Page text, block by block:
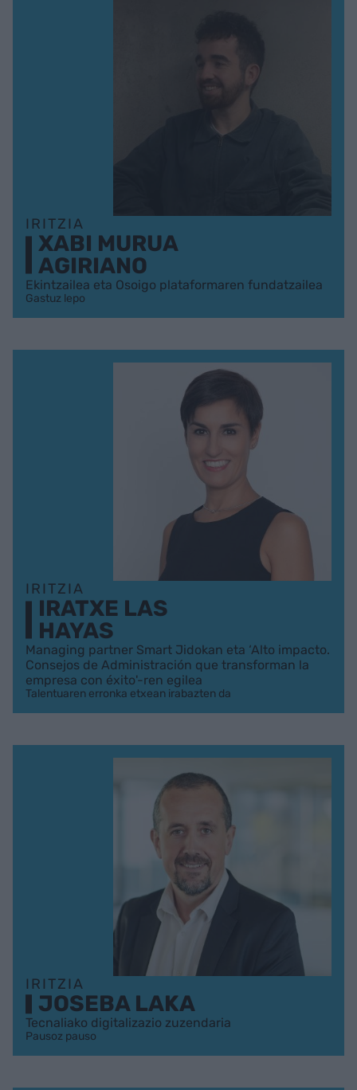
IRITZIA
XABI MURUA
AGIRIANO
Ekintzailea eta Osoigo plataformaren fundatzailea
Gastuz lepo
IRITZIA
IRATXE LAS
HAYAS
Managing partner Smart Jidokan eta ‘Alto impacto.
Consejos de Administración que transforman la
empresa con éxito'-ren egilea
Talentuaren erronka etxean irabazten da
IRITZIA
JOSEBA LAKA
Tecnaliako digitalizazio zuzendaria
Pausoz pauso